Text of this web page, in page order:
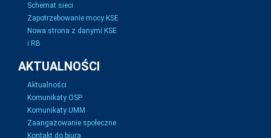
Schemat sieci
Zapotrzebowanie mocy KSE
Nowa strona z danymi KSE
i RB
AKTUALNOŚCI
Aktualności
Komunikaty OSP
Komunikaty UMM
Zaangażowanie społeczne
Kontakt do biura